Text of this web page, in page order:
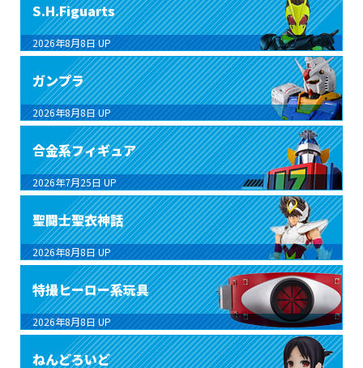
S.H.Figuarts
2026年8月8日 UP
ガンプラ
2026年8月8日 UP
合金系フィギュア
2026年7月25日 UP
聖闘士聖衣神話
2026年8月8日 UP
特撮ヒーロー系玩具
2026年8月8日 UP
ねんどろいど